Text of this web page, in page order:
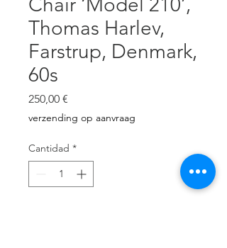
Thomas Harlev,
Farstrup, Denmark,
60s
250,00 €
verzending op aanvraag
Cantidad *